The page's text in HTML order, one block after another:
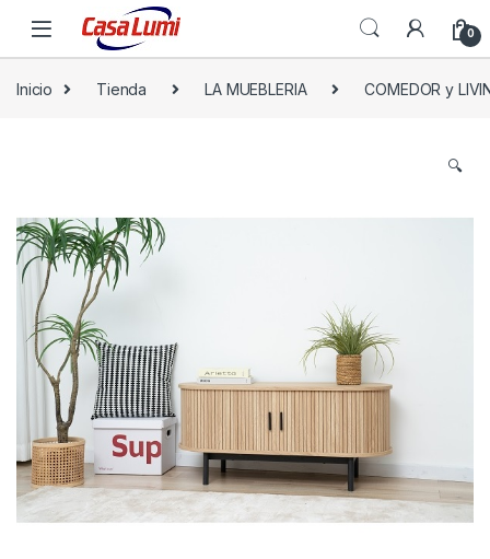
0
Inicio Tienda LA MUEBLERIA COMEDOR y
🔍